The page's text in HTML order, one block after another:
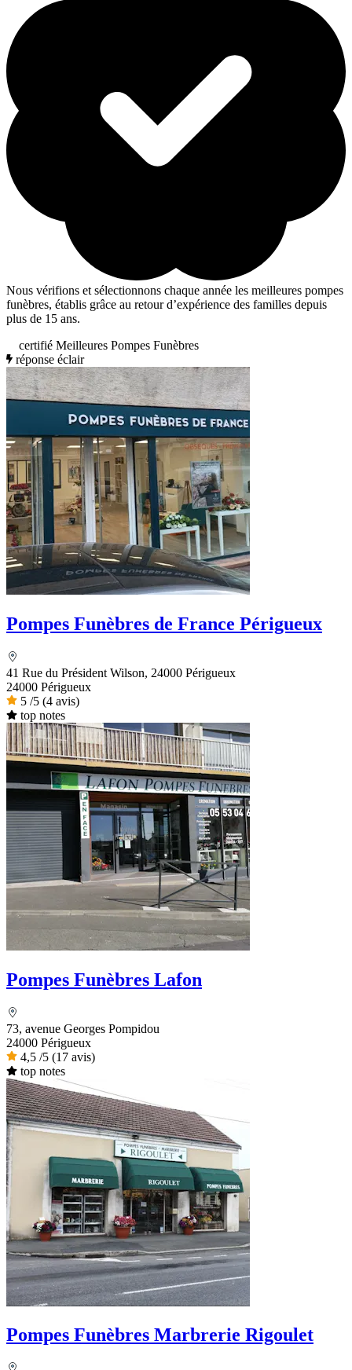
Nous vérifions et sélectionnons chaque année les meilleures pompes
funèbres, établis grâce au retour d’expérience des familles depuis
plus de 15 ans.
certifié Meilleures Pompes Funèbres
réponse éclair
Pompes Funèbres de France Périgueux
41 Rue du Président Wilson, 24000 Périgueux
24000 Périgueux
5 /5 (4 avis)
top notes
Pompes Funèbres Lafon
73, avenue Georges Pompidou
24000 Périgueux
4,5 /5 (17 avis)
top notes
Pompes Funèbres Marbrerie Rigoulet